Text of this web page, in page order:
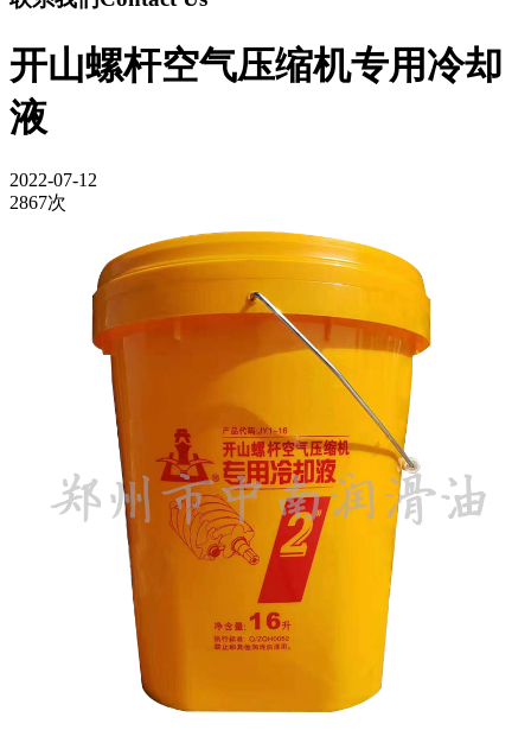
开山螺杆空气压缩机专用冷却
液
2022-07-12
2867次